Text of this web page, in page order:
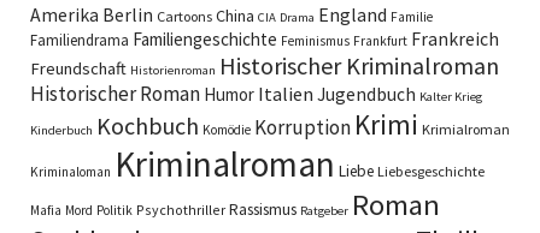
Amerika Berlin Cartoons China CIA Drama England Familie
Familiendrama Familiengeschichte Feminismus Frankfurt Frankreich
Freundschaft Historienroman Historischer Kriminalroman
Historischer Roman Humor Italien Jugendbuch Kalter Krieg
Kinderbuch Kochbuch Komödie Korruption Krimi Krimialroman
Kriminaloman Kriminalroman Liebe Liebesgeschichte
Mafia Mord Politik Psychothriller Rassismus Ratgeber Roman